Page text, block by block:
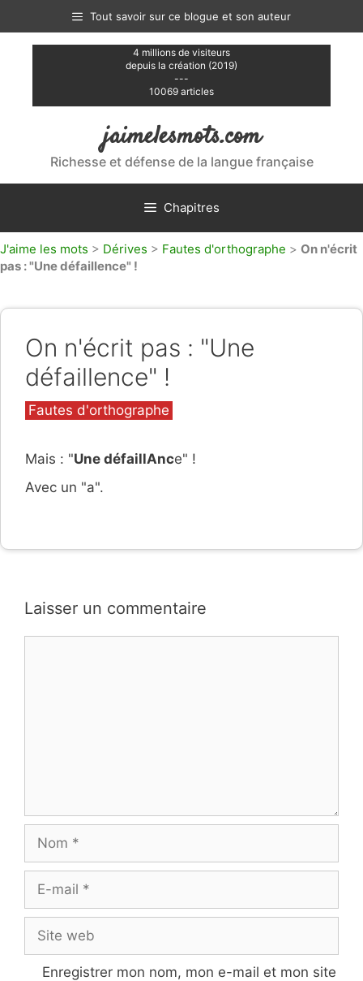
contenu
Tout savoir sur ce blogue et son auteur
4 millions de visiteurs
depuis la création (2019)
---
10069 articles
jaimelesmots.com
Richesse et défense de la langue française
Chapitres
J'aime les mots > Dérives > Fautes d'orthographe > On n'écrit
pas : "Une défaillence" !
On n'écrit pas : "Une
défaillence" !
Catégories
Fautes d'orthographe
Mais : "Une défaillAnce" !
Avec un "a".
Laisser un commentaire
mail
web
Enregistrer mon nom, mon e-mail et mon site